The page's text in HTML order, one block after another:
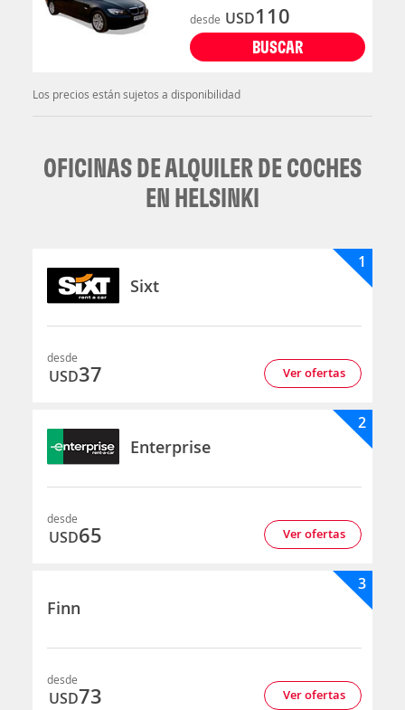
desde USD110
BUSCAR
Los precios están sujetos a disponibilidad
OFICINAS DE ALQUILER DE COCHES
EN HELSINKI
Sixt
1
desde
USD37 Ver ofertas
Enterprise
2
desde
USD65 Ver ofertas
Finn
3
desde
USD73 Ver ofertas